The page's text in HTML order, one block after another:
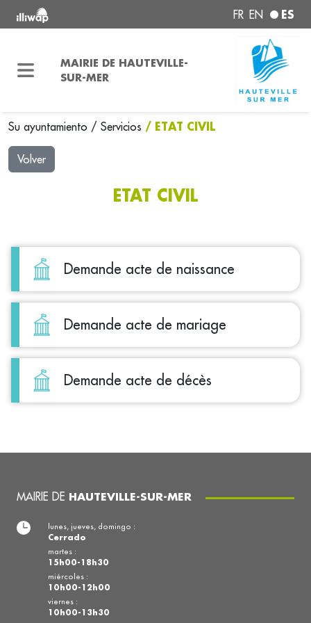
FR EN ES
MAIRIE DE HAUTEVILLE-
SUR-MER
Su ayuntamiento / Servicios / ETAT CIVIL
Volver
ETAT CIVIL
Demande acte de naissance
Demande acte de mariage
Demande acte de décès
MAIRIE DE HAUTEVILLE-SUR-MER
lunes, jueves, domingo :
Cerrado
martes :
15h00-18h30
miércoles :
10h00-12h00
viernes :
10h00-13h30